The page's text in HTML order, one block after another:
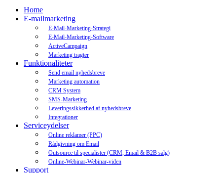
Home
E-mailmarketing
E-Mail-Marketing-Strategi
E-Mail-Marketing-Software
ActiveCampaign
Marketing tragter
Funktionaliteter
Send email nyhedsbreve
Marketing automation
CRM System
SMS-Marketing
Leveringssikkerhed af nyhedsbreve
Integrationer
Serviceydelser
Online reklamer (PPC)
Rådgivning om Email
Outsource til specialister (CRM, Email & B2B salg)
Online-Webinar-Webinar-viden
Support